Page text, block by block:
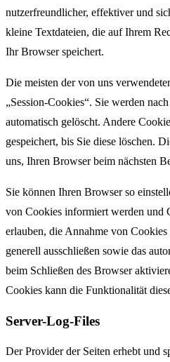
nutzerfreundlicher, effektiver und
kleine Textdateien, die auf Ihrem
Ihr Browser speichert.
Die meisten der von uns
„Session-Cookies“. Sie werden
automatisch gelöscht. Andere
gespeichert, bis Sie diese löschen.
uns, Ihren Browser beim nächsten
Sie können Ihren Browser so
von Cookies informiert werden und
erlauben, die Annahme von
generell ausschließen sowie das
beim Schließen des Browser
Cookies kann die Funktionalität
Server-Log-Files
Der Provider der Seiten erhebt und